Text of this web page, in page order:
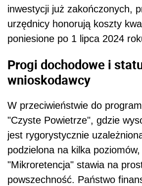
inwestycji już zakończonych,
urzędnicy honorują koszty
poniesione po 1 lipca 2024
Progi dochodowe i
wnioskodawcy
W przeciwieństwie do
"Czyste Powietrze", gdzie
jest rygorystycznie
podzielona na kilka
"Mikroretencja" stawia na
powszechność. Państwo